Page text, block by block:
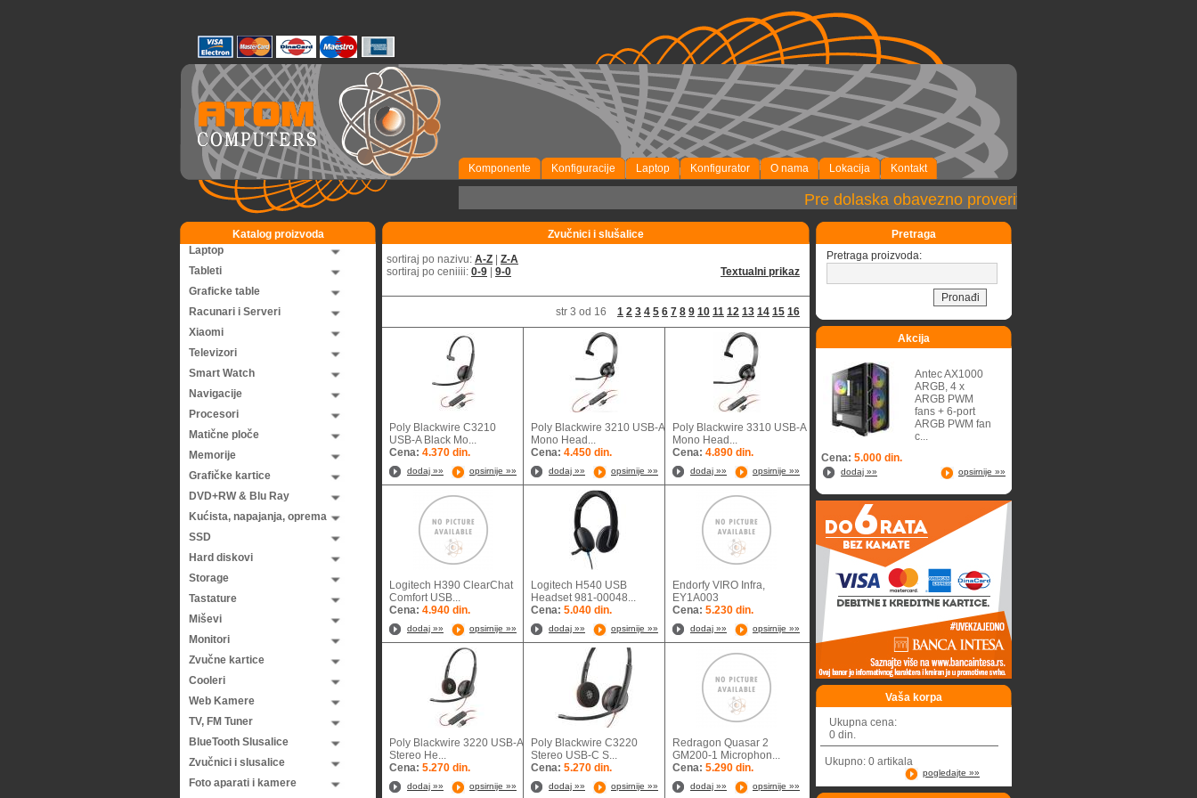
Komponente Konfiguracije Laptop Konfigurator O nama Lokacija Kontakt
Pre dolaska obavezno proveriti dostupnost robe!
Katalog proizvoda
Laptop
Tableti
Graficke table
Racunari i Serveri
Xiaomi
Televizori
Smart Watch
Navigacije
Procesori
Matične ploče
Memorije
Grafičke kartice
DVD+RW & Blu Ray
Kućista, napajanja, oprema
SSD
Hard diskovi
Storage
Tastature
Miševi
Monitori
Zvučne kartice
Cooleri
Web Kamere
TV, FM Tuner
BlueTooth Slusalice
Zvučnici i slusalice
Foto aparati i kamere
Zvučnici i slušalice
sortiraj po nazivu: A-Z
Z-A
sortiraj po ceniiii: 0-9 9-0 Textualni prikaz
str 3 od 16 1 2 3 4 5 6 7 8 9 10 11 12 13 14 15 16
Poly Blackwire C3210
USB-A Black Mo...
Cena: 4.370 din.
dodaj »» opsirnije »»
Poly Blackwire 3210 USB-A
Mono Head...
Cena: 4.450 din.
dodaj »» opsirnije »»
Poly Blackwire 3310 USB-A
Mono Head...
Cena: 4.890 din.
dodaj »» opsirnije »»
Logitech H390 ClearChat
Comfort USB...
Cena: 4.940 din.
dodaj »» opsirnije »»
Logitech H540 USB
Headset 981-00048...
Cena: 5.040 din.
dodaj »» opsirnije »»
Endorfy VIRO Infra,
EY1A003
Cena: 5.230 din.
dodaj »» opsirnije »»
Poly Blackwire 3220 USB-A
Stereo He...
Cena: 5.270 din.
dodaj »» opsirnije »»
Poly Blackwire C3220
Stereo USB-C S...
Cena: 5.270 din.
dodaj »» opsirnije »»
Redragon Quasar 2
GM200-1 Microphon...
Cena: 5.290 din.
dodaj »» opsirnije »»
Pretraga
Pretraga proizvoda:
Akcija
Antec AX1000
ARGB, 4 x
ARGB PWM
fans + 6-port
ARGB PWM fan
c...
Cena: 5.000 din.
dodaj »» opsirnije »»
Vaša korpa
Ukupna cena:
0 din.
Ukupno: 0 artikala
pogledajte »»